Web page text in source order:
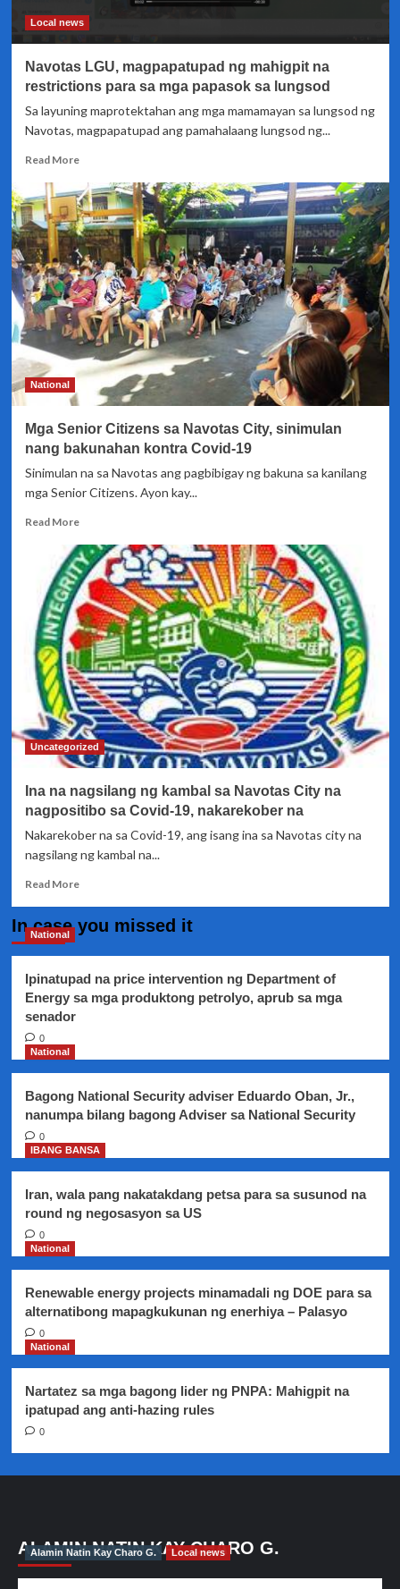
Local news
Navotas LGU, magpapatupad ng mahigpit na
restrictions para sa mga papasok sa lungsod
Sa layuning maprotektahan ang mga mamamayan sa lungsod ng
Navotas, magpapatupad ang pamahalaang lungsod ng...
Read MoreRead
about
Navotas
LGU,
magpapatupad
ng
mahigpit
na
restrictions
para
sa
mga
papasok
sa
National
Mga Senior Citizens sa Navotas City, sinimulan
nang bakunahan kontra Covid-19
Sinimulan na sa Navotas ang pagbibigay ng bakuna sa kanilang
mga Senior Citizens. Ayon kay...
Read MoreRead
about
Mga
Senior
Citizens
sa
Navotas
City,
sinimulan
nang
bakunahan
kontra
Covid-
19
Uncategorized
Ina na nagsilang ng kambal sa Navotas City na
nagpositibo sa Covid-19, nakarekober na
Nakarekober na sa Covid-19, ang isang ina sa Navotas city na
nagsilang ng kambal na...
Read MoreRead
Ina
ng
kambal
sa
Covid-
nakarekober
na
In case you missed it
National
Ipinatupad na price intervention ng Department of
Energy sa mga produktong petrolyo, aprub sa mga
senador
0
National
Bagong National Security adviser Eduardo Oban, Jr.,
nanumpa bilang bagong Adviser sa National Security
0
IBANG BANSA
Iran, wala pang nakatakdang petsa para sa susunod na
round ng negosasyon sa US
0
National
Renewable energy projects minamadali ng DOE para sa
alternatibong mapagkukunan ng enerhiya – Palasyo
0
National
Nartatez sa mga bagong lider ng PNPA: Mahigpit na
ipatupad ang anti-hazing rules
0
ALAMIN NATIN KAY CHARO G.
Alamin Natin Kay Charo G. Local news